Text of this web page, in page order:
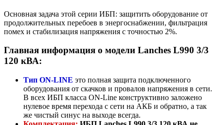
Основная задача этой серии ИБП: защитить оборудование от
продолжительных перебоев в энергоснабжении, фильтрация
помех и стабилизация напряжения с точностью 2%.
Главная информация о модели Lanches L990 3/3
120 кВА:
Тип ON-LINE это полная защита подключенного
оборудования от скачков и провалов напряжения в сети.
В всех ИБП класса ON-Line конструктивно заложено
нулевое время перехода с сети на АКБ и обратно, а так
же чистый синус на выходе всегда.